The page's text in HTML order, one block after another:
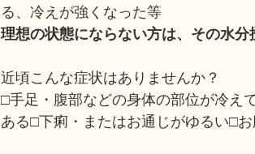
る、冷えが強くなった等
理想の状態にならない方は、その水
近頃こんな症状はありませんか？
□手足・腹部などの身体の部位が冷え
ある□下痢・またはお通じがゆるい□